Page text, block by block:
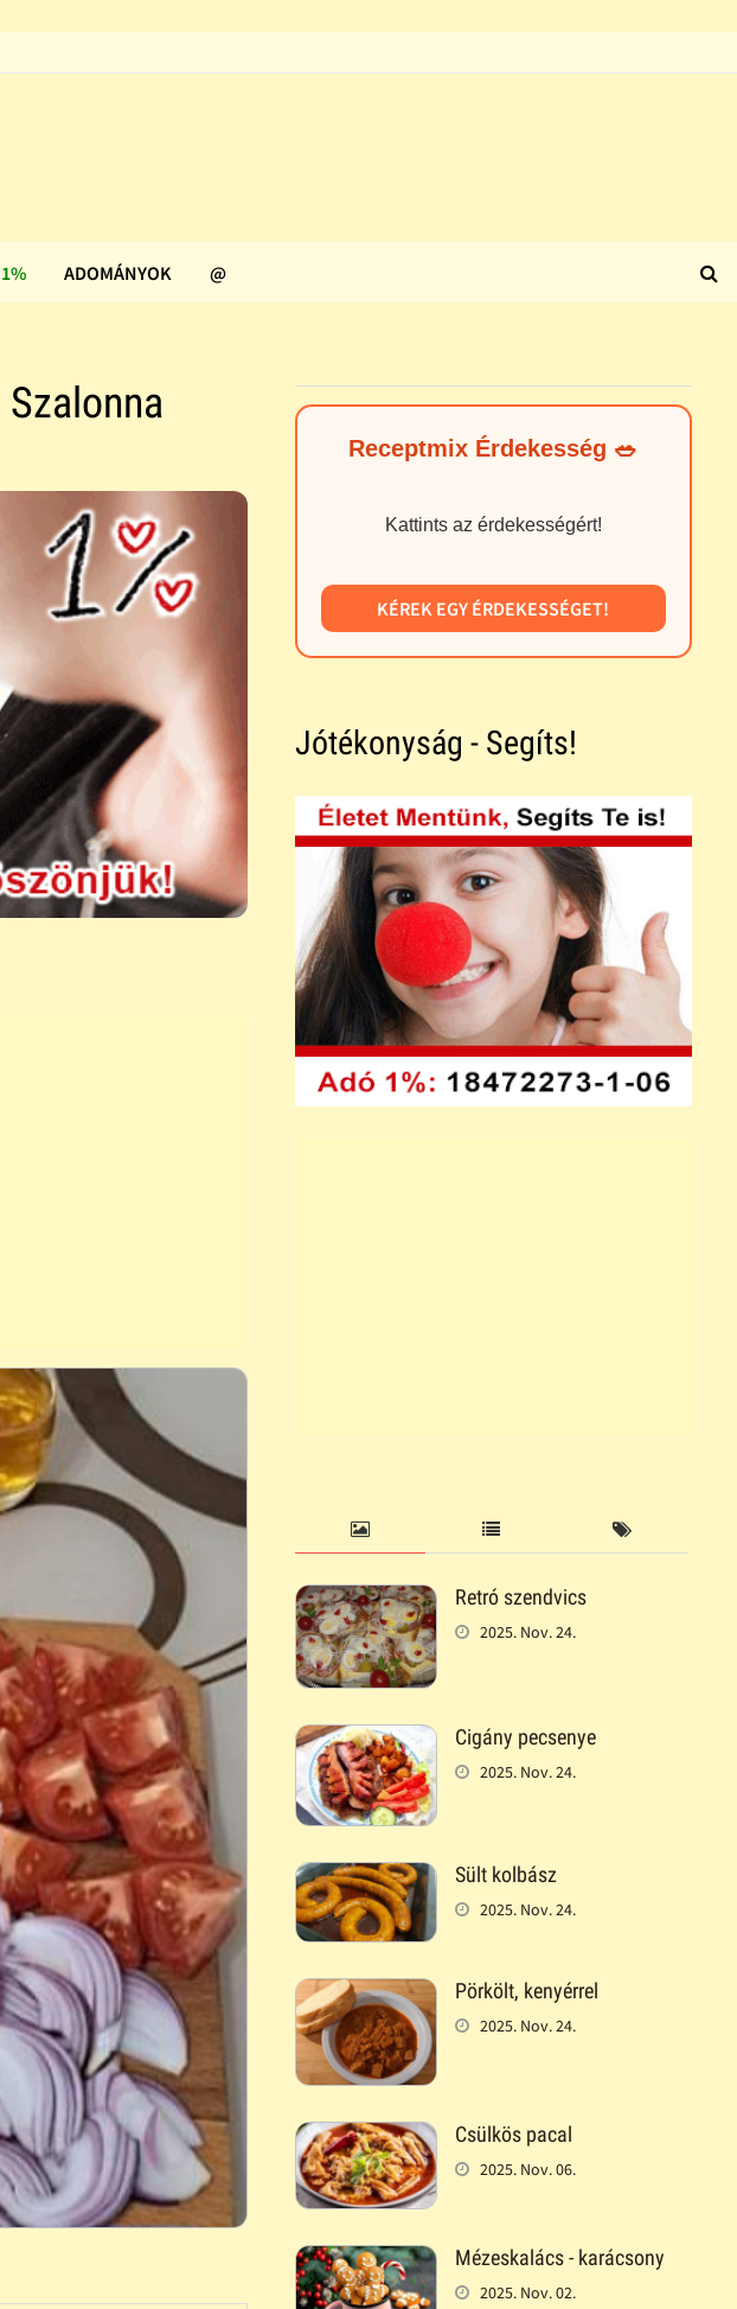
ADOMÁNYOK @
Szalonna
Receptmix Érdekesség 🥗
Kattints az érdekességért!
KÉREK EGY ÉRDEKESSÉGET!
Jótékonyság - Segíts!
Retró szendvics
2025. Nov. 24.
Cigány pecsenye
2025. Nov. 24.
Sült kolbász
2025. Nov. 24.
Pörkölt, kenyérrel
2025. Nov. 24.
Csülkös pacal
2025. Nov. 06.
Mézeskalács - karácsony
2025. Nov. 02.